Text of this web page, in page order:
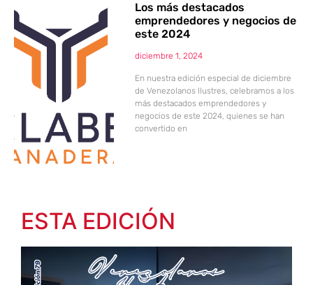
Los más destacados
emprendedores y negocios de
este 2024
diciembre 1, 2024
En nuestra edición especial de diciembre
de Venezolanos Ilustres, celebramos a los
más destacados emprendedores y
negocios de este 2024, quienes se han
convertido en
ESTA EDICIÓN